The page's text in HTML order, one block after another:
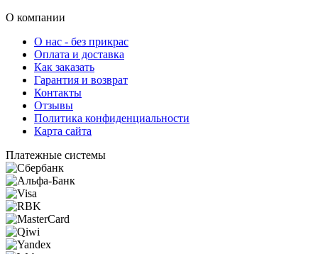
О компании
О нас - без прикрас
Оплата и доставка
Как заказать
Гарантия и возврат
Контакты
Отзывы
Политика конфиденциальности
Карта сайта
Платежные системы